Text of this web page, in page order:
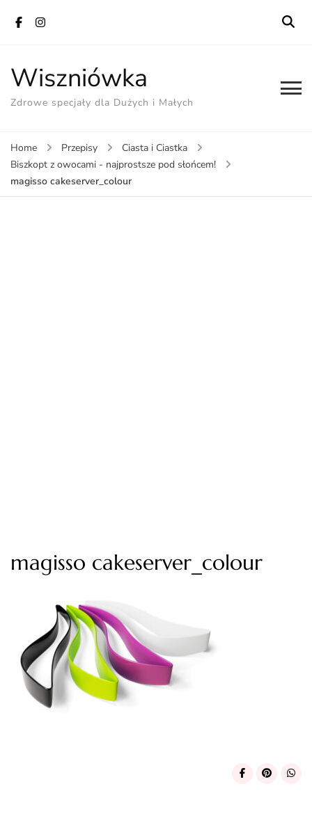
Wiszniówka
Zdrowe specjały dla Dużych i Małych
Home Przepisy
Ciasta i Ciastka
Biszkopt z owocami - najprostsze pod słońcem!
magisso cakeserver_colour
magisso cakeserver_colour